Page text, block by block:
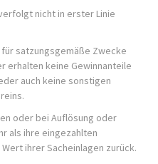
nicht in erster Linie
satzungsgemäße Zwecke
erhalten keine Gewinnanteile
auch keine sonstigen
oder bei Auflösung oder
als ihre eingezahlten
ihrer Sacheinlagen zurück.